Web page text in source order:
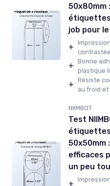
50x80mm
job pour
+
+ Bonne
plastique
+ Résiste
au froid et
NIIMBOT
Test
50x50mm
efficaces
un peu
+